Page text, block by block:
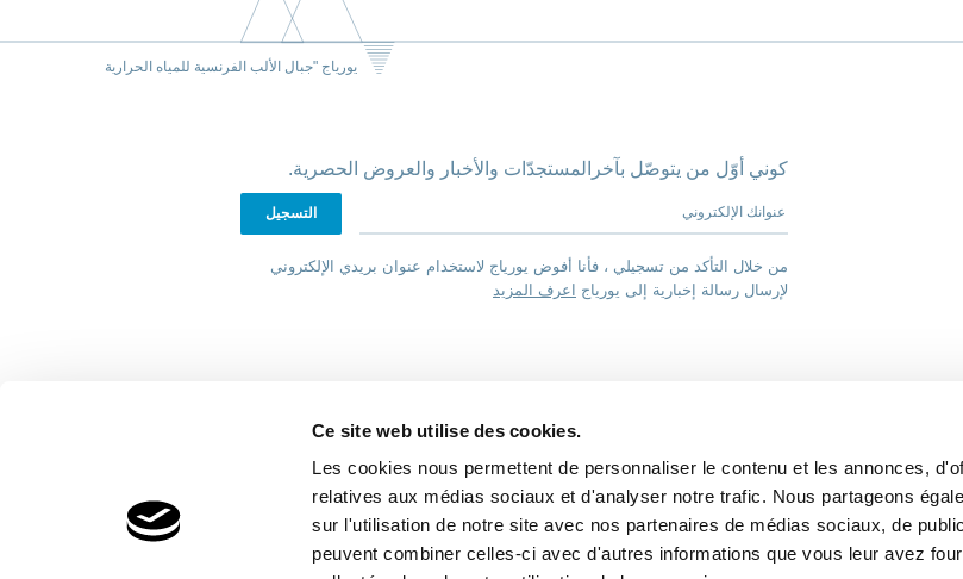
Ce site web utilise des cookies.
Les cookies nous permettent de personnaliser le contenu et les annonces,
relatives aux médias sociaux et d'analyser notre trafic. Nous partageons
sur l'utilisation de notre site avec nos partenaires de médias sociaux, de
peuvent combiner celles-ci avec d'autres informations que vous leur avez
يورياج "جبال الألب الفرنسية للمياه الحرارية
كوني أوّل من يتوصّل بآخرالمستجدّات والأخبار والعروض الحصرية.
عنوانك الإلكتروني
من خلال التأكد من تسجيلي ، فأنا أفوض يورياج لاستخدام عنوان بريدي الإلكتروني
لإرسال رسالة إخبارية إلى يورياج
اعرف المزيد
بيانات قانونية البيانات الشخصية COOKIES بويج